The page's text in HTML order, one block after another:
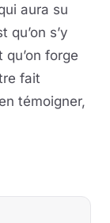
aura su
qu’on s’y
forge
fait
témoigner,